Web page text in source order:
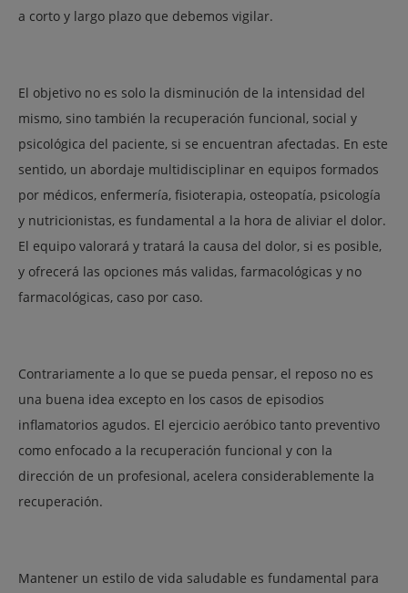
a corto y largo plazo que debemos vigilar.
El objetivo no es solo la disminución de la intensidad del
mismo, sino también la recuperación funcional, social y
psicológica del paciente, si se encuentran afectadas. En este
sentido, un abordaje multidisciplinar en equipos formados
por médicos, enfermería, fisioterapia, osteopatía, psicología
y nutricionistas, es fundamental a la hora de aliviar el dolor.
El equipo valorará y tratará la causa del dolor, si es posible,
y ofrecerá las opciones más validas, farmacológicas y no
farmacológicas, caso por caso.
Contrariamente a lo que se pueda pensar, el reposo no es
una buena idea excepto en los casos de episodios
inflamatorios agudos. El ejercicio aeróbico tanto preventivo
como enfocado a la recuperación funcional y con la
dirección de un profesional, acelera considerablemente la
recuperación.
Mantener un estilo de vida saludable es fundamental para